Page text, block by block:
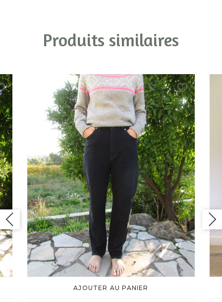
Produits similaires
AJOUTER AU PANIER